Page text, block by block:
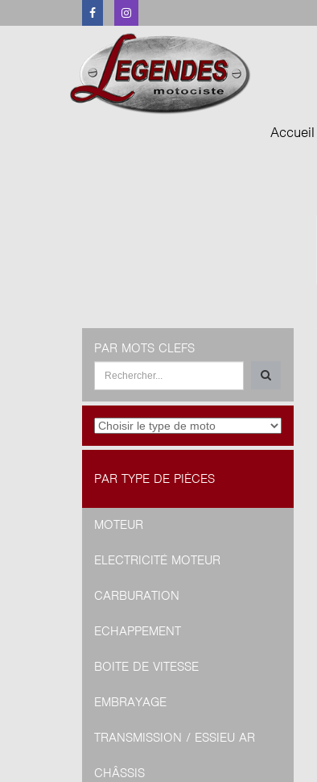
FacebookInstagram
Accueil
PAR MOTS CLEFS
PAR TYPE DE PIÈCES
MOTEUR
ELECTRICITÉ MOTEUR
CARBURATION
ECHAPPEMENT
BOITE DE VITESSE
EMBRAYAGE
TRANSMISSION / ESSIEU AR
CHÂSSIS